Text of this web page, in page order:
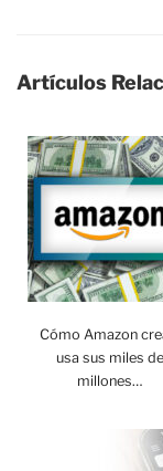
Artículos
Cómo Amazon
usa sus miles de
millones…